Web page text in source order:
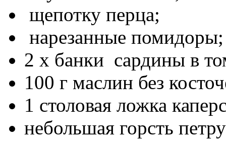
щепотку перца;
нарезанные помидоры;
2 х банки сардины в
100 г маслин без
1 столовая ложка
небольшая горсть